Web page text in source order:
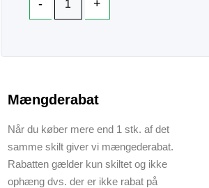
Mængderabat
Når du køber mere end 1 stk. af det
samme skilt giver vi mængederabat.
Rabatten gælder kun skiltet og ikke
ophæng dvs. der er ikke rabat på